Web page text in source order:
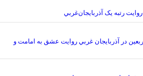
رتبه يک آذربايجان‌غربي
در آذربايجان غربي روايت عشق به امامت و